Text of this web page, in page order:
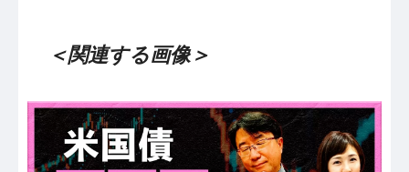
＜関連する画像＞